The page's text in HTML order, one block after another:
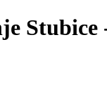
Stubice